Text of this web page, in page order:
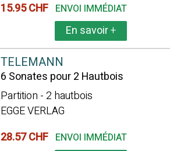
15.95 CHF ENVOI IMMÉDIAT
En savoir+
TELEMANN
6 Sonates pour 2 Hautbois
Partition - 2 hautbois
EGGE VERLAG
28.57 CHF ENVOI IMMÉDIAT